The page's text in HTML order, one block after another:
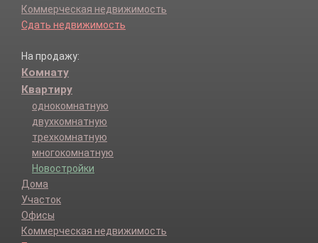
Коммерческая недвижимость
Сдать недвижимость
На продажу:
Комнату
Квартиру
однокомнатную
двухкомнатную
трехкомнатную
многокомнатную
Новостройки
Дома
Участок
Офисы
Коммерческая недвижимость